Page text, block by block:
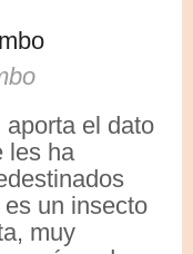
el dato
les ha
es un insecto
muy